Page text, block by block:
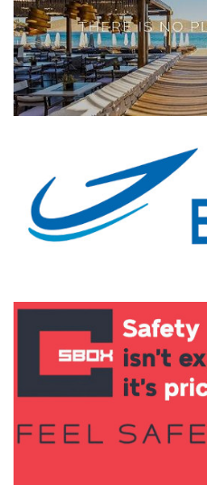
Γλώσσα
Ελληνικά English